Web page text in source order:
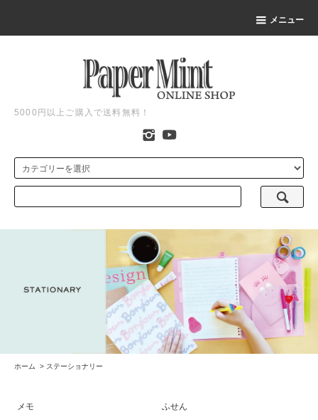
メニュー
5000円以上ご購入で送料無料！
ホーム > ステーショナリー
メモ
ふせん